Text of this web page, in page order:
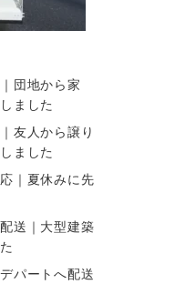
団地から家
ました
友人から譲り
ました
｜夏休みに先
送｜大型建築
パートへ配送